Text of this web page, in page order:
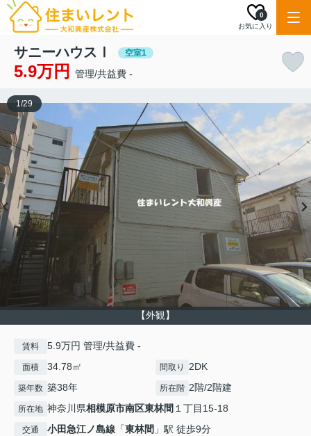
お気に入り
0
サニーハウスⅠ 空室1
5.9万円 管理/共益費 -
【外観】
1/29
賃料 5.9万円 管理/共益費 -
面積 34.78㎡ 間取り 2DK
築年数 築38年 所在階 2階/2階建
所在地 神奈川県相模原市南区東林間 １丁目15-18
交通 小田急江ノ島線 「東林間 」駅 徒歩9分